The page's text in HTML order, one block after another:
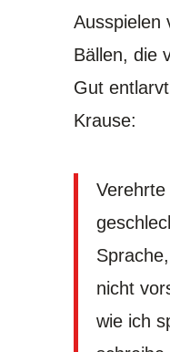
Ausspielen
Bällen, die
Gut
Krause:
nicht
wie ich